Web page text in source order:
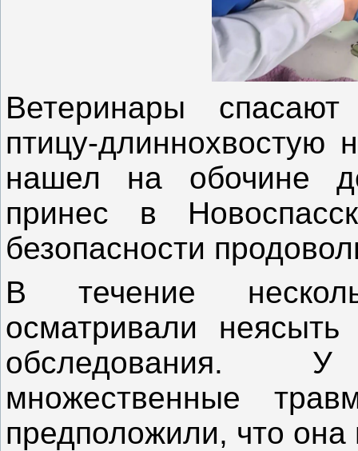
Ветеринары
птицу-длиннохвостую
нашел на обочине
принес в
безопасности
В течение
осматривали
обследования.
множественные
предположили, что